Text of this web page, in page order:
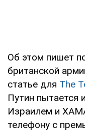
Об этом пишет
британской
статье для Тhe
Путин пытается
Израилем и
телефону с